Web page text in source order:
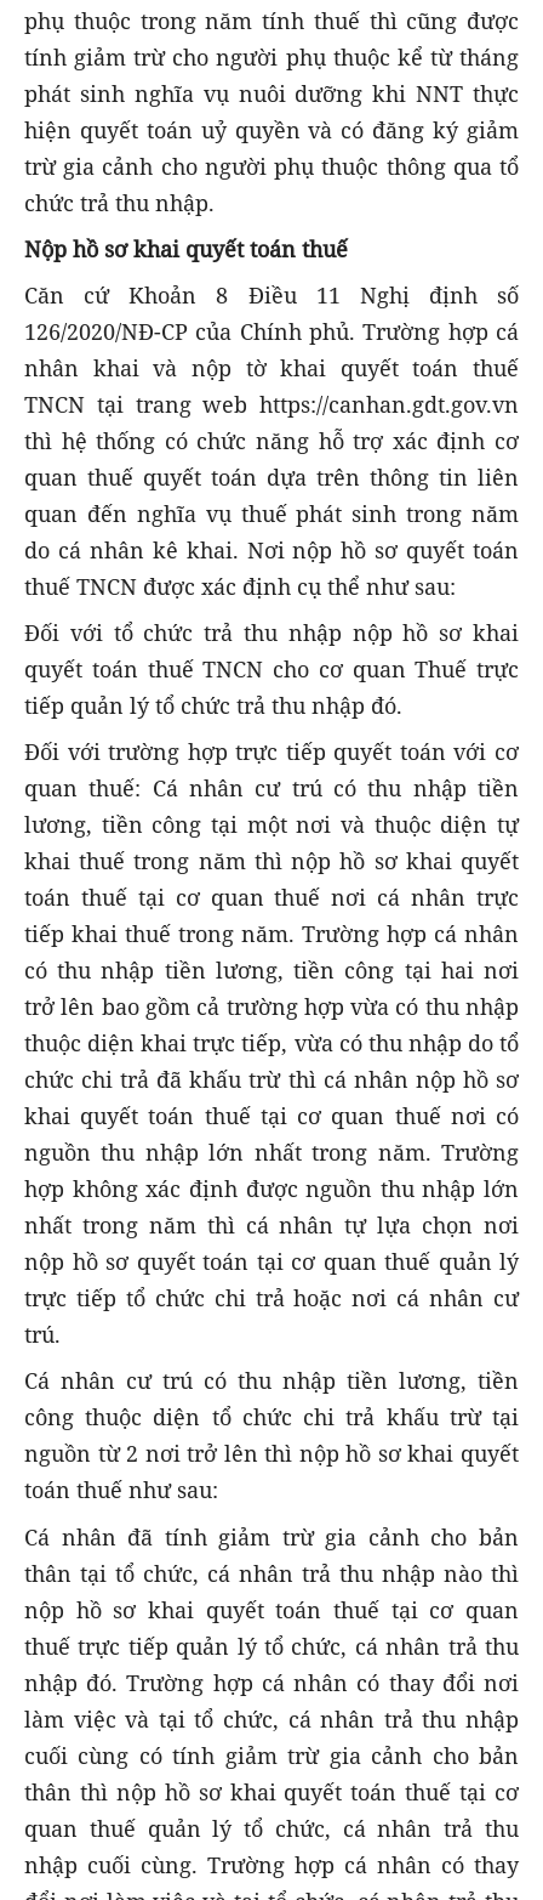
phụ thuộc trong năm tính thuế thì cũng được
tính giảm trừ cho người phụ thuộc kể từ tháng
phát sinh nghĩa vụ nuôi dưỡng khi NNT thực
hiện quyết toán uỷ quyền và có đăng ký giảm
trừ gia cảnh cho người phụ thuộc thông qua tổ
chức trả thu nhập.
Nộp hồ sơ khai quyết toán thuế
Căn cứ Khoản 8 Điều 11 Nghị định số
126/2020/NĐ-CP của Chính phủ. Trường hợp cá
nhân khai và nộp tờ khai quyết toán thuế
TNCN tại trang web https://canhan.gdt.gov.vn
thì hệ thống có chức năng hỗ trợ xác định cơ
quan thuế quyết toán dựa trên thông tin liên
quan đến nghĩa vụ thuế phát sinh trong năm
do cá nhân kê khai. Nơi nộp hồ sơ quyết toán
thuế TNCN được xác định cụ thể như sau:
Đối với tổ chức trả thu nhập nộp hồ sơ khai
quyết toán thuế TNCN cho cơ quan Thuế trực
tiếp quản lý tổ chức trả thu nhập đó.
Đối với trường hợp trực tiếp quyết toán với cơ
quan thuế: Cá nhân cư trú có thu nhập tiền
lương, tiền công tại một nơi và thuộc diện tự
khai thuế trong năm thì nộp hồ sơ khai quyết
toán thuế tại cơ quan thuế nơi cá nhân trực
tiếp khai thuế trong năm. Trường hợp cá nhân
có thu nhập tiền lương, tiền công tại hai nơi
trở lên bao gồm cả trường hợp vừa có thu nhập
thuộc diện khai trực tiếp, vừa có thu nhập do tổ
chức chi trả đã khấu trừ thì cá nhân nộp hồ sơ
khai quyết toán thuế tại cơ quan thuế nơi có
nguồn thu nhập lớn nhất trong năm. Trường
hợp không xác định được nguồn thu nhập lớn
nhất trong năm thì cá nhân tự lựa chọn nơi
nộp hồ sơ quyết toán tại cơ quan thuế quản lý
trực tiếp tổ chức chi trả hoặc nơi cá nhân cư
trú.
Cá nhân cư trú có thu nhập tiền lương, tiền
công thuộc diện tổ chức chi trả khấu trừ tại
nguồn từ 2 nơi trở lên thì nộp hồ sơ khai quyết
toán thuế như sau:
Cá nhân đã tính giảm trừ gia cảnh cho bản
thân tại tổ chức, cá nhân trả thu nhập nào thì
nộp hồ sơ khai quyết toán thuế tại cơ quan
thuế trực tiếp quản lý tổ chức, cá nhân trả thu
nhập đó. Trường hợp cá nhân có thay đổi nơi
làm việc và tại tổ chức, cá nhân trả thu nhập
cuối cùng có tính giảm trừ gia cảnh cho bản
thân thì nộp hồ sơ khai quyết toán thuế tại cơ
quan thuế quản lý tổ chức, cá nhân trả thu
nhập cuối cùng. Trường hợp cá nhân có thay